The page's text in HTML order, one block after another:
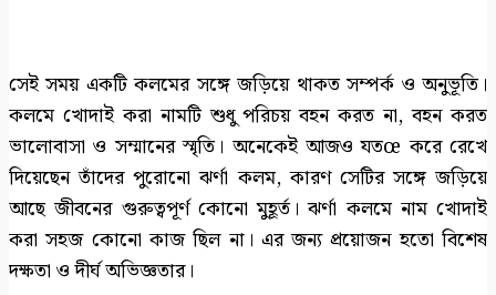
সেই সময় একটি কলমের সঙ্গে জড়িয়ে থাকত সম্পর্ক ও অনুভূতি।
কলমে খোদাই করা নামটি শুধু পরিচয় বহন করত না, বহন করত
ভালোবাসা ও সম্মানের স্মৃতি। অনেকেই আজও যতœ করে রেখে
দিয়েছেন তাঁদের পুরোনো ঝর্ণা কলম, কারণ সেটির সঙ্গে জড়িয়ে
আছে জীবনের গুরুত্বপূর্ণ কোনো মুহূর্ত। ঝর্ণা কলমে নাম খোদাই
করা সহজ কোনো কাজ ছিল না। এর জন্য প্রয়োজন হতো বিশেষ
দক্ষতা ও দীর্ঘ অভিজ্ঞতার।